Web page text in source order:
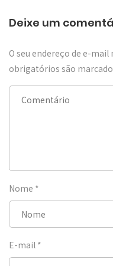
Deixe um
O seu endereço de e-mail
obrigatórios são
Nome *
E-mail *